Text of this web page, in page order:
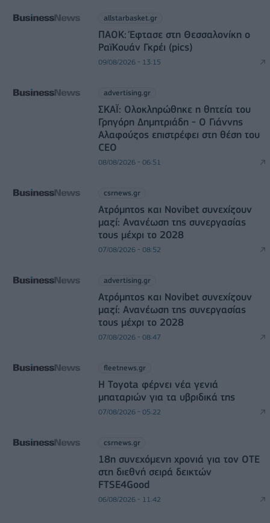
allstarbasket.gr
ΠΑΟΚ: Έφτασε στη Θεσσαλονίκη ο
ΡαϊΚουάν Γκρέι (pics)
09/08/2026 - 13:15
advertising.gr
ΣΚΑΪ: Ολοκληρώθηκε η θητεία του
Γρηγόρη Δημητριάδη - Ο Γιάννης
Αλαφούζος επιστρέφει στη θέση του
CEO
08/08/2026 - 06:51
csrnews.gr
Ατρόμητος και Novibet συνεχίζουν
μαζί: Ανανέωση της συνεργασίας
τους μέχρι το 2028
07/08/2026 - 08:52
advertising.gr
Ατρόμητος και Novibet συνεχίζουν
μαζί: Ανανέωση της συνεργασίας
τους μέχρι το 2028
07/08/2026 - 08:47
fleetnews.gr
Η Toyota φέρνει νέα γενιά
μπαταριών για τα υβριδικά της
07/08/2026 - 05:22
csrnews.gr
18η συνεχόμενη χρονιά για τον ΟΤΕ
στη διεθνή σειρά δεικτών
FTSE4Good
06/08/2026 - 11:42